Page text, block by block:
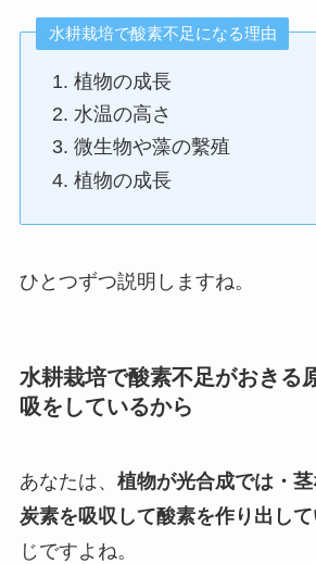
水耕栽培で酸素不足になる理由
植物の成長
水温の高さ
微生物や藻の繫殖
植物の成長
ひとつずつ説明しますね。
水耕栽培で酸素不足がおきる
吸をしているから
あなたは、 植物が光合成では・
炭素を吸収して酸素を作り出し
じですよね。